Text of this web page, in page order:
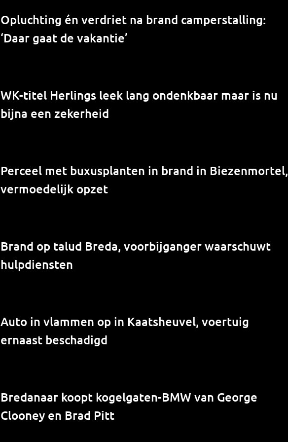
Opluchting én verdriet na brand camperstalling:
‘Daar gaat de vakantie’
WK-titel Herlings leek lang ondenkbaar maar is nu
bijna een zekerheid
Perceel met buxusplanten in brand in Biezenmortel,
vermoedelijk opzet
Brand op talud Breda, voorbijganger waarschuwt
hulpdiensten
Auto in vlammen op in Kaatsheuvel, voertuig
ernaast beschadigd
Bredanaar koopt kogelgaten-BMW van George
Clooney en Brad Pitt